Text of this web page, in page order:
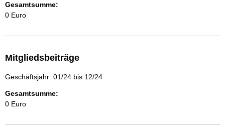
Gesamtsumme:
0 Euro
Mitgliedsbeiträge
Geschäftsjahr: 01/24 bis 12/24
Gesamtsumme:
0 Euro